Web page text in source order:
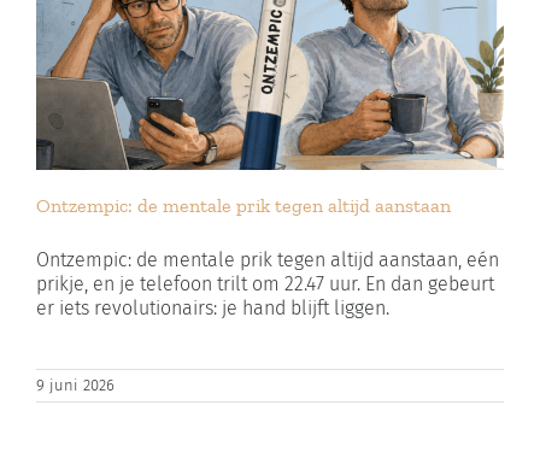
Ontzempic: de mentale prik tegen altijd aanstaan
Ontzempic: de mentale prik tegen altijd aanstaan, eén
prikje, en je telefoon trilt om 22.47 uur. En dan gebeurt
er iets revolutionairs: je hand blijft liggen.
9 juni 2026